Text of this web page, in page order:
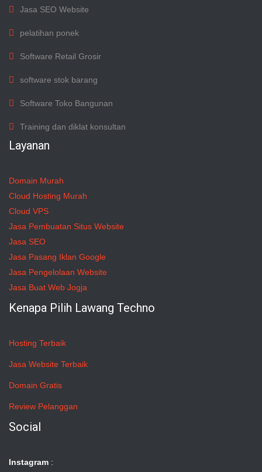
Jasa SEO Website
pelatihan ponek
Software Retail Grosir
software stok barang
Software Toko Bangunan
Training dan diklat konsultan
Layanan
Domain Murah
Cloud Hosting Murah
Cloud VPS
Jasa Pembuatan Situs Website
Jasa SEO
Jasa Pasang Iklan Google
Jasa Pengelolaan Website
Jasa Buat Web Jogja
Kenapa Pilih Lawang Techno
Hosting Terbaik
Jasa Website Terbaik
Domain Gratis
Review Pelanggan
Social
Instagram :